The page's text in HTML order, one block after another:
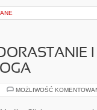
MOŻLIWOŚĆ